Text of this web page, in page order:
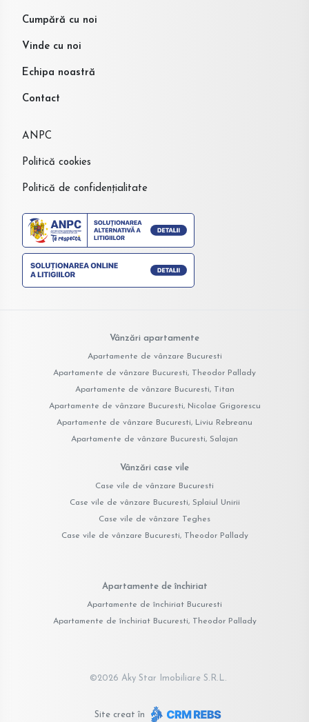
Cumpără cu noi
Vinde cu noi
Echipa noastră
Contact
ANPC
Politică cookies
Politică de confidențialitate
Vânzări apartamente
Apartamente de vânzare Bucuresti
Apartamente de vânzare Bucuresti, Theodor Pallady
Apartamente de vânzare Bucuresti, Titan
Apartamente de vânzare Bucuresti, Nicolae Grigorescu
Apartamente de vânzare Bucuresti, Liviu Rebreanu
Apartamente de vânzare Bucuresti, Salajan
Vânzări case vile
Case vile de vânzare Bucuresti
Case vile de vânzare Bucuresti, Splaiul Unirii
Case vile de vânzare Teghes
Case vile de vânzare Bucuresti, Theodor Pallady
Apartamente de închiriat
Apartamente de închiriat Bucuresti
Apartamente de închiriat Bucuresti, Theodor Pallady
©2026 Aky Star Imobiliare S.R.L.
Site creat în